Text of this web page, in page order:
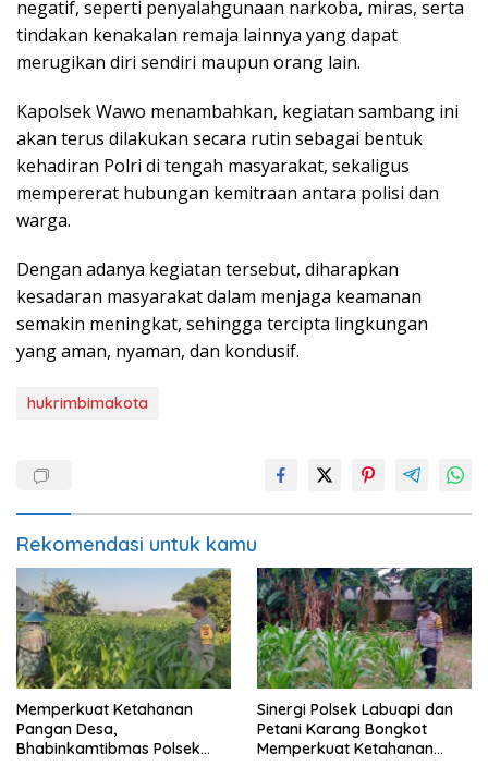
negatif, seperti penyalahgunaan narkoba, miras, serta
tindakan kenakalan remaja lainnya yang dapat
merugikan diri sendiri maupun orang lain.
Kapolsek Wawo menambahkan, kegiatan sambang ini
akan terus dilakukan secara rutin sebagai bentuk
kehadiran Polri di tengah masyarakat, sekaligus
mempererat hubungan kemitraan antara polisi dan
warga.
Dengan adanya kegiatan tersebut, diharapkan
kesadaran masyarakat dalam menjaga keamanan
semakin meningkat, sehingga tercipta lingkungan
yang aman, nyaman, dan kondusif.
hukrimbimakota
Rekomendasi untuk kamu
Memperkuat Ketahanan
Pangan Desa,
Bhabinkamtibmas Polsek
Sinergi Polsek Labuapi dan
Petani Karang Bongkot
Memperkuat Ketahanan